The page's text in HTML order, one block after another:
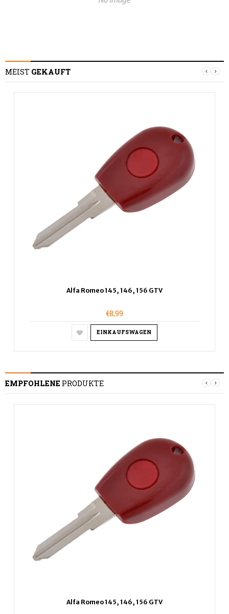
MEIST GEKAUFT
Alfa Romeo 145, 146, 156 GTV
€8,99
EINKAUFSWAGEN
EMPFOHLENE PRODUKTE
Alfa Romeo 145, 146, 156 GTV